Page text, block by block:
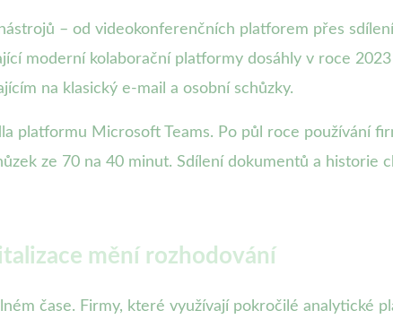
– od videokonferenčních platforem přes
moderní kolaborační platformy dosáhly v roce
na klasický e-mail a osobní schůzky.
platformu Microsoft Teams. Po půl roce používání
ze 70 na 40 minut. Sdílení dokumentů a historie
mění rozhodování
čase. Firmy, které využívají pokročilé analytické